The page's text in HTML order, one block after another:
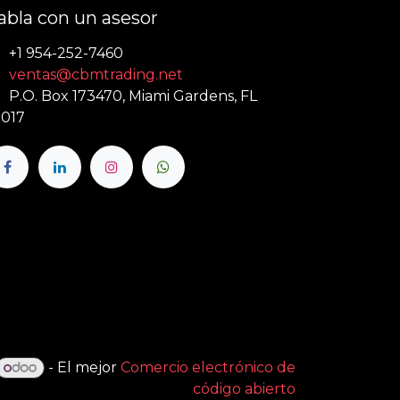
con un asesor
+1 954-252-7460
ventas@cbmtrading.net
P.O. Box 173470, Miami Gardens, FL
- El mejor Comercio electrónico de
código abierto